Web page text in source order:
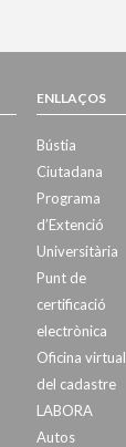
ENLLAÇOS
Bústia
Ciutadana
Programa
d’Extenció
Universitària
Punt de
certificació
electrònica
Oficina virtual
del cadastre
LABORA
Autos